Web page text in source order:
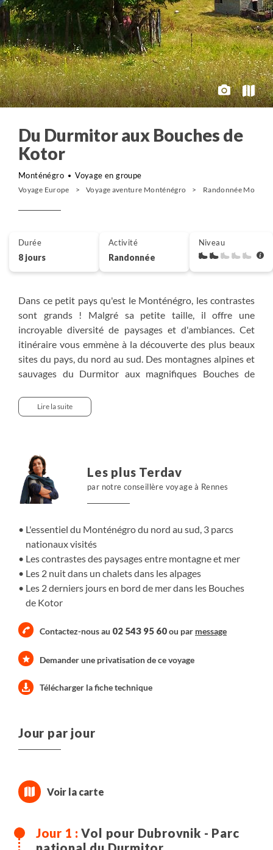
Du Durmitor aux Bouches de
Kotor
Monténégro Voyage en groupe
Voyage Europe Voyage aventure Monténégro Randonnée
Dans ce petit pays qu'est le Monténégro, les contrastes
sont grands ! Malgré sa petite taille, il offre une
incroyable diversité de paysages et d'ambiances. Cet
itinéraire vous emmène à la découverte des plus beaux
sites du pays, du nord au sud. Des montagnes alpines et
sauvages du Durmitor aux magnifiques Bouches de
national de Biograd et le majestueux parc national de
Lovcen, vous serez émerveillés par la beauté de ces lieux,
Lire la suite
Les plus Terdav
par notre conseillère voyage à Rennes
L'essentiel du Monténégro du nord au sud, 3 parcs
nationaux visités
Les contrastes des paysages entre montagne et mer
Les 2 nuit dans un chalets dans les alpages
Les 2 derniers jours en bord de mer dans les Bouches
de Kotor
Contactez-nous au 02 543 95 60ou par message
Durée
8 jours
Activité
Randonnée
Niveau
Demander une privatisation de ce voyage
Télécharger la fiche technique
Jour par jour
Vol pour Dubrovnik - Parc